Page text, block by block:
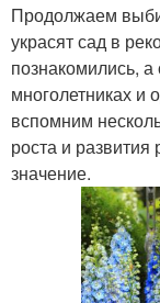
Продолжаем
украсят сад в
познакомились,
многолетниках и
вспомним
роста и
значение.